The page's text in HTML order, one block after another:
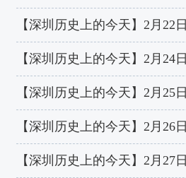
【深圳历史上的今天】2月22日
【深圳历史上的今天】2月24日
【深圳历史上的今天】2月25日
【深圳历史上的今天】2月26日
【深圳历史上的今天】2月27日